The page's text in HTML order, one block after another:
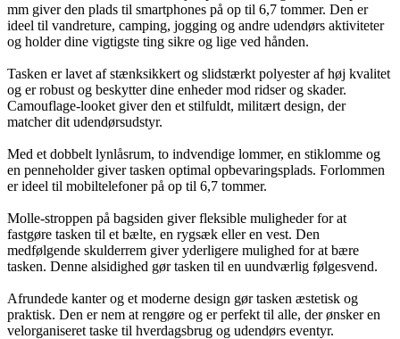
mm giver den plads til smartphones på op til 6,7 tommer. Den er
ideel til vandreture, camping, jogging og andre udendørs aktiviteter
og holder dine vigtigste ting sikre og lige ved hånden.
Tasken er lavet af stænksikkert og slidstærkt polyester af høj kvalitet
og er robust og beskytter dine enheder mod ridser og skader.
Camouflage-looket giver den et stilfuldt, militært design, der
matcher dit udendørsudstyr.
Med et dobbelt lynlåsrum, to indvendige lommer, en stiklomme og
en penneholder giver tasken optimal opbevaringsplads. Forlommen
er ideel til mobiltelefoner på op til 6,7 tommer.
Molle-stroppen på bagsiden giver fleksible muligheder for at
fastgøre tasken til et bælte, en rygsæk eller en vest. Den
medfølgende skulderrem giver yderligere mulighed for at bære
tasken. Denne alsidighed gør tasken til en uundværlig følgesvend.
Afrundede kanter og et moderne design gør tasken æstetisk og
praktisk. Den er nem at rengøre og er perfekt til alle, der ønsker en
velorganiseret taske til hverdagsbrug og udendørs eventyr.